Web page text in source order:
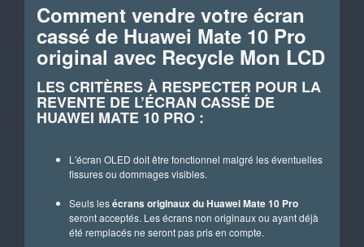
Comment vendre votre écran
cassé de Huawei Mate 10 Pro
original avec Recycle Mon LCD
LES CRITÈRES À RESPECTER POUR LA
REVENTE DE L’ÉCRAN CASSÉ DE
HUAWEI MATE 10 PRO :
L'écran OLED doit être fonctionnel malgré les éventuelles
fissures ou dommages visibles.
Seuls lesécrans originaux du Huawei Mate 10 Pro
seront acceptés. Les écrans non originaux ou ayant déjà
été remplacés ne seront pas pris en compte.